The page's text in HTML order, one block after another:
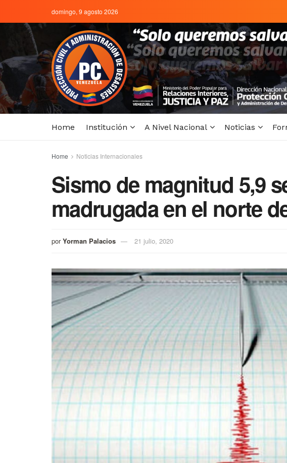
domingo, 9 agosto 2026
Home Institución A Nivel Nacional Noticias
Home Noticias Internacionales
Sismo de magnitud 5,9
madrugada en el norte
por Yorman Palacios 21 julio, 2020